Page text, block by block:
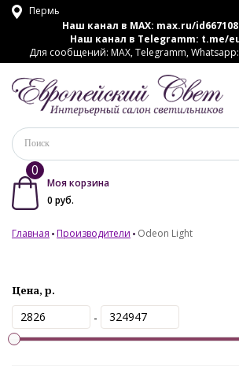
Пермь
Наш канал в MAX: max.ru/
Наш канал в Telegramm: t.me/
Для сообщений: MAX, Telegramm,
0
Моя корзина
0 руб.
Главная Производители Odeon Light
Цена, р.
-